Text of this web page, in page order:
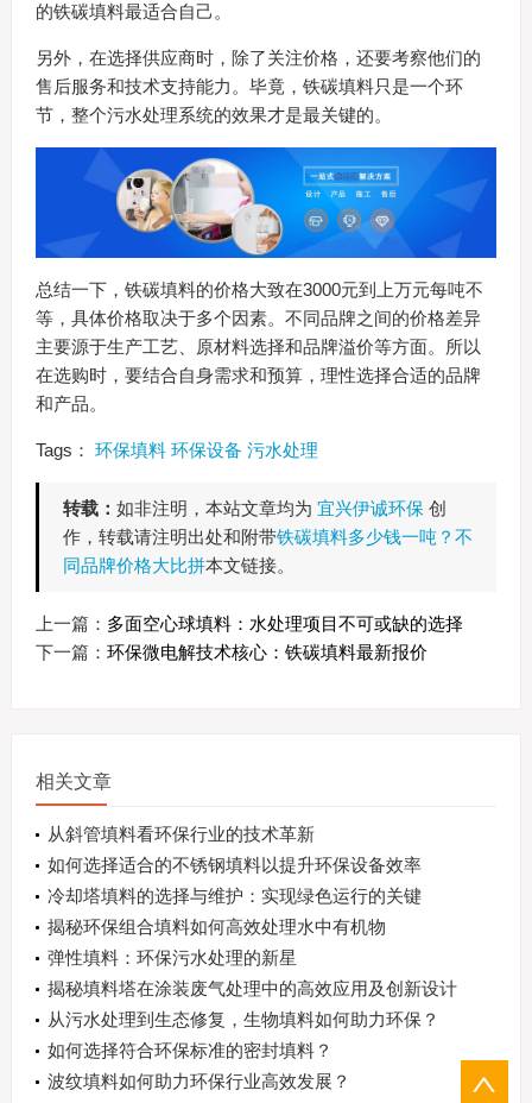
的铁碳填料最适合自己。
另外，在选择供应商时，除了关注价格，还要考察他们的
售后服务和技术支持能力。毕竟，铁碳填料只是一个环
节，整个污水处理系统的效果才是最关键的。
总结一下，铁碳填料的价格大致在3000元到上万元每吨不
等，具体价格取决于多个因素。不同品牌之间的价格差异
主要源于生产工艺、原材料选择和品牌溢价等方面。所以
在选购时，要结合自身需求和预算，理性选择合适的品牌
和产品。
Tags： 环保填料 环保设备 污水处理
转载： 如非注明，本站文章均为 宜兴伊诚环保 创
作，转载请注明出处和附带铁碳填料多少钱一吨？不
同品牌价格大比拼本文链接。
上一篇： 多面空心球填料：水处理项目不可或缺的选择
下一篇： 环保微电解技术核心：铁碳填料最新报价
相关文章
从斜管填料看环保行业的技术革新
如何选择适合的不锈钢填料以提升环保设备效率
冷却塔填料的选择与维护：实现绿色运行的关键
揭秘环保组合填料如何高效处理水中有机物
弹性填料：环保污水处理的新星
揭秘填料塔在涂装废气处理中的高效应用及创新设计
从污水处理到生态修复，生物填料如何助力环保？
如何选择符合环保标准的密封填料？
波纹填料如何助力环保行业高效发展？